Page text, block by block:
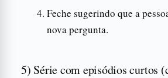
Feche sugerindo que a
nova pergunta.
5) Série com episódios curtos